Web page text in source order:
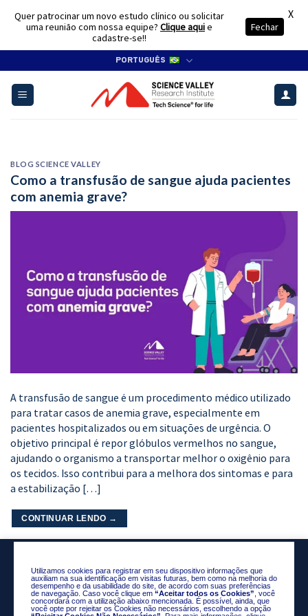
content
PORTUGUÊS
BLOG SCIENCE VALLEY
Como a transfusão de sangue ajuda pacientes
com anemia grave?
A transfusão de sangue é um procedimento médico utilizado
para tratar casos de anemia grave, especialmente em
pacientes hospitalizados ou em situações de urgência. O
objetivo principal é repor glóbulos vermelhos no sangue,
ajudando o organismo a transportar melhor o oxigênio para
os tecidos. Isso contribui para a melhora dos sintomas e para
a estabilização […]
CONTINUAR LENDO →
Utilizamos cookies para registrar em seu dispositivo informações que
auxiliam na sua identificação em visitas futuras, bem como na melhoria do
desempenho e da usabilidade do site, de acordo com suas preferências
de navegação. Caso você clique em “Aceitar todos os Cookies” , você
concordará com a utilização abaixo mencionada. É possível, ainda, que
você opte por rejeitar os Cookies não necessários, escolhendo a opção
Quer patrocinar um novo estudo clínico ou solicitar
uma reunião com nossa equipe? Clique aquie
cadastre-se!!
Fechar
X